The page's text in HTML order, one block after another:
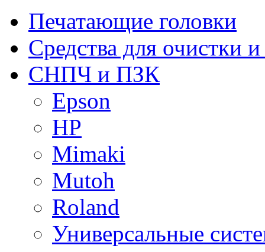
Печатающие головки
Средства для очистки
СНПЧ и ПЗК
Epson
HP
Mimaki
Mutoh
Roland
Универсальные